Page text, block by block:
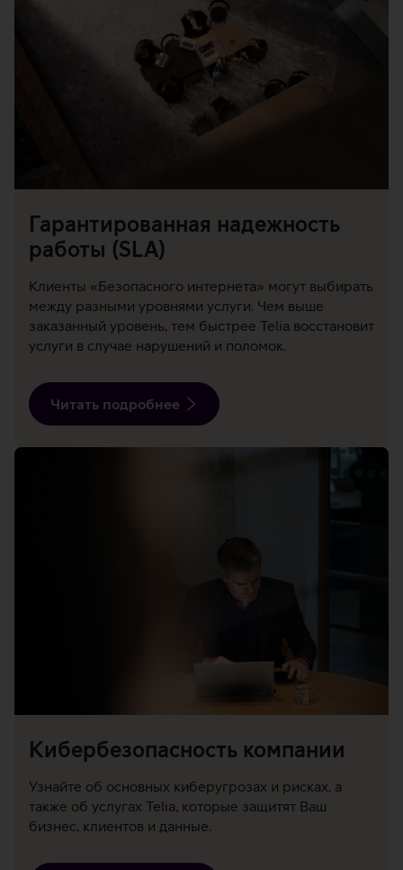
Гарантированная надежность
работы (SLA)
Клиенты «Безопасного интернета» могут выбирать
между разными уровнями услуги. Чем выше
заказанный уровень, тем быстрее Telia восстановит
услуги в случае нарушений и поломок.
Читать подробнее
Кибербезопасность компании
Узнайте об основных киберугрозах и рисках, а
также об услугах Teliа, которые защитят Ваш
бизнес, клиентов и данные.